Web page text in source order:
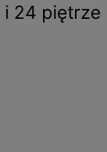
24 piętrze